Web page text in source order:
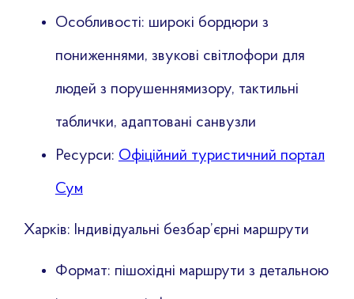
Особливості: широкі бордюри з
пониженнями, звукові світлофори для
людей з порушеннямизору, тактильні
таблички, адаптовані санвузли
Ресурси: Офіційний туристичний портал
Сум
Харків: Індивідуальні безбар’єрні маршрути
Формат: пішохідні маршрути з детальною